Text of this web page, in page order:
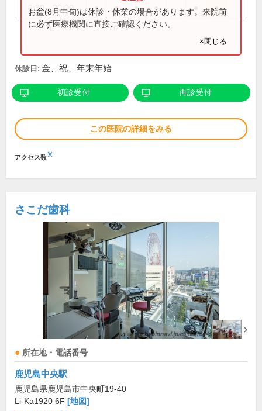
9:30～20:00 ● ● ● ● ●
お盆(8月中旬)は休診・休業の場合があります。来院前
に必ず医療機関に直接ご確認ください。
×閉じる
休診日: 金、祝、年末年始
初診受付 再診受付
この医院の詳細をみる
アクセス数※
さこだ歯科
所在地・電話番号
鹿児島中央駅
鹿児島県鹿児島市中央町19-40
Li-Ka1920 6F [地図]